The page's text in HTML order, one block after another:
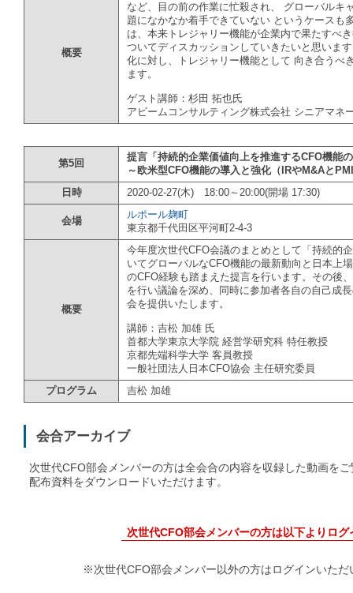
概要
など、目の前の作業に忙殺され、 グローバルキ
題になかなか着手できていない というケースも
は、本来トレジャリー機能が企業内で果たすべ
ついてディスカッションしていきたいと思いま
化に対し、トレジャリー機能として 向き合うべ
ます。
ゲスト講師：杉田 拓也氏
アビームコンサルティング株式会社 シニアマネ
第5回
提言「持続的企業価値向上を推進するCFO機能
～欧米型CFO機能の導入と強化（IRやM&Aと
日時
2020-02-27(木) 18:00～20:00(開場 17:30)
会場
ルポール麹町
東京都千代田区平河町2-4-3
概要
今年度次世代CFO会議のまとめとして「持続的
いてグローバルなCFO機能の最新動向と日本上
のCFO経験も踏まえた提言を行います。その後
を行い議論を深め、同時に参加者各自の自己成
会を提供いたします。
講師：吉松 加雄 氏
首都大学東京大学院 経営学研究科 特任教授
京都先端科学大学 客員教授
一般社団法人日本CFO協会 主任研究委員
プログラム
吉松 加雄
会合アーカイブ
次世代CFO部会メンバーの方は全会合の内容を収録した動画を
配布資料をダウンロードいただけます。
次世代CFO部会メンバーの方は以下よりロ
※次世代CFO部会メンバー以外の方はログインいた